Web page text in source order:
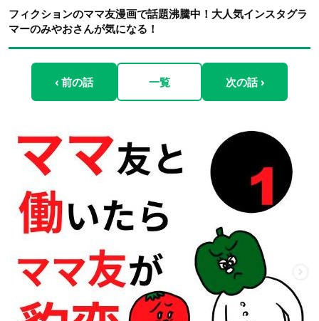
フィクションのママ友漫画で話題沸騰中！大人気インスタグラ
マーのみやおさんが気になる！
‹ 前の話 一覧 次の話 ›